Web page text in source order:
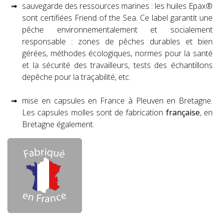
sauvegarde des ressources marines : les huiles Epax®
sont certifiées Friend of the Sea. Ce label garantit une
pêche environnementalement et socialement
responsable : zones de pêches durables et bien
gérées, méthodes écologiques, normes pour la santé
et la sécurité des travailleurs, tests des échantillons
depêche pour la traçabilité, etc.
mise en capsules en France à Pleuven en Bretagne.
Les capsules molles sont de fabrication française, en
Bretagne également.